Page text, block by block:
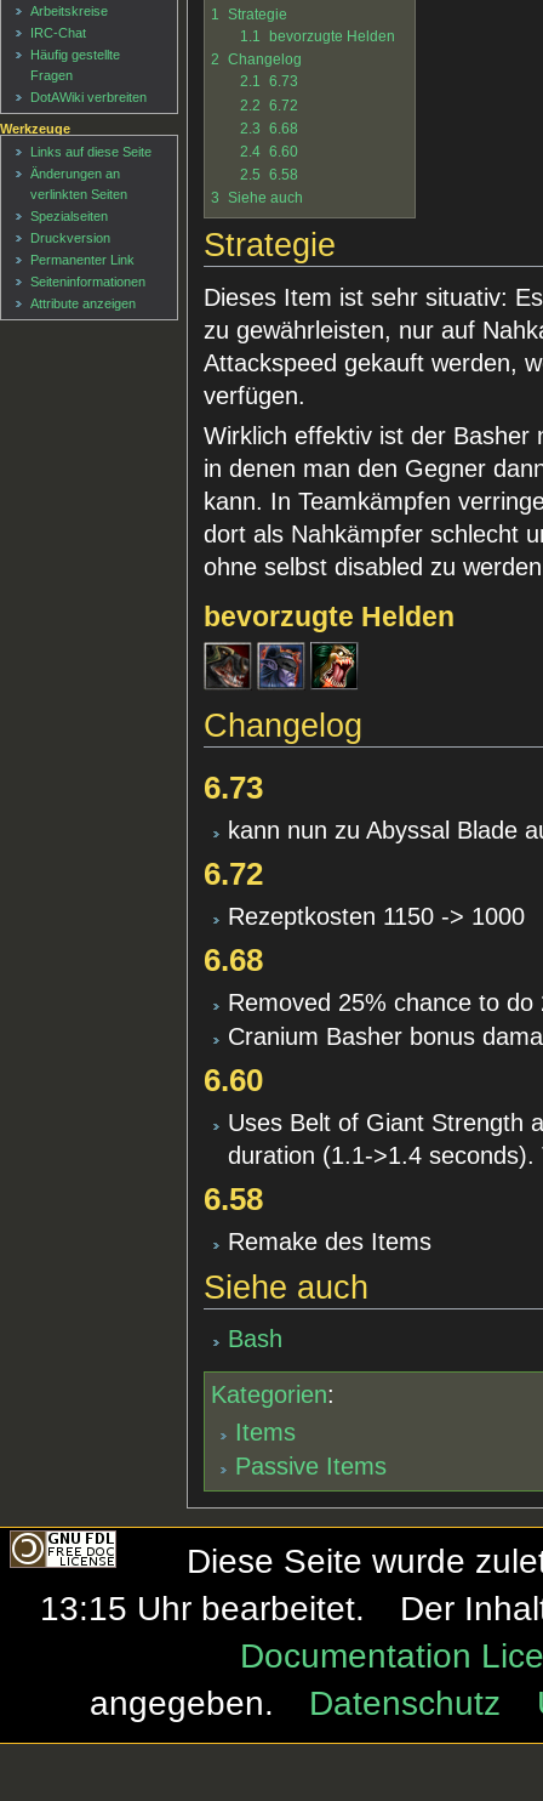
1 Strategie
1.1
bevorzugte Helden
2 Changelog
2.1 6.73
2.2 6.72
2.3 6.68
2.4 6.60
2.5 6.58
3 Siehe auch
Strategie
Dieses Item ist sehr situativ:
zu gewährleisten, nur auf
Attackspeed gekauft werden,
verfügen.
Wirklich effektiv ist der Basher
in denen man den Gegner
kann. In Teamkämpfen
dort als Nahkämpfer schlecht
ohne selbst disabled zu
bevorzugte Helden
Changelog
6.73
kann nun zu Abyssal Blade
6.72
Rezeptkosten 1150 -> 1000
6.68
Removed 25% chance to
Cranium Basher bonus
6.60
Uses Belt of Giant Strength
duration (1.1->1.4
6.58
Remake des Items
Siehe auch
Bash
Kategorien:
Items
Passive Items
Arbeitskreise
IRC-Chat
Häufig gestellte
Fragen
DotAWiki verbreiten
Werkzeuge
Links auf diese Seite
Änderungen an
verlinkten Seiten
Spezialseiten
Druckversion
Permanenter Link
Seiten­informationen
Attribute anzeigen
Diese Seite wurde
13:15 Uhr bearbeitet.
Der
Documentation
angegeben.
Datenschutz